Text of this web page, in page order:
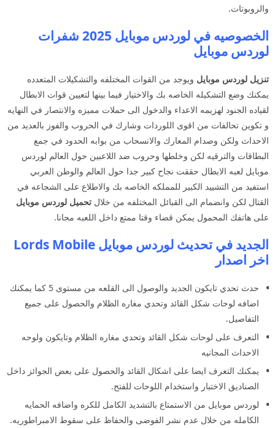
والروبوتات.
الخصوصيه في لوردس موبايل 2025 شفرات
لوردس موبايل
تنزيل لوردس موبايل ويوجد من القوات المختلفه والتشكيلات المتعدده
يمكنك وضع التشكيله الخاصه بك والاختيار فيما بينها لتعيين قوات الابطال
لقياده الجنود لهزيمه الاعداء والدخول الى حملات مميزه والانتصار في النهايه
و تكوين تحالفات من اقوى اللوردات وشارك في الحروب والفوز بالعديد من
الاحداث ولكن وصدام المعارك والانسحاب من بوابه الحدود في جمع
البطاقات والترقيه لكن وخلطها وحروب ضد اللاعبين حول العالم لوردس
موبايل لعبه الابطال حققت نجاح كبير جدا حول العالم والوطن العربي
استفيد من التشييد الكبير للمملكه الخاصه بك والاطلاع على الشجاعه في
القتال لكن وانضمام الى القبائل المختلفه من خلال تحميل لوردس موبايل
على هاتفك المحمول يمكن قضاء وقتا ممتع داخل اللعبه مجانا.
الجديد في تحديث لوردس موبايل Lords Mobile
اخر اصدار
حدث تحدي تايكون الجديد والوصول الى القلعه من مستوى 5 كما يمكنك
اضافه لوحات شكل القائد وتحدي مغاره الظلام والحصول على جميع
التفاصيل.
التعرف على لوحات شكل القائد وتحدي مغاره الظلام وتايكون ولوحه
الاحداث المجانيه
يمكنك التعرف ايضا على اشكال القائد والحصول على بعض الجوائز داخل
الصناديق الاختبار واستخدام اللوحات للفتح.
لوردس موبايل من الاستمتاع بالتشديد الكامل للكره واضافه الحمايه
الكامله من خلال عدم نشر الفوضى والحفاظ على سقوط الامبراطوريه.